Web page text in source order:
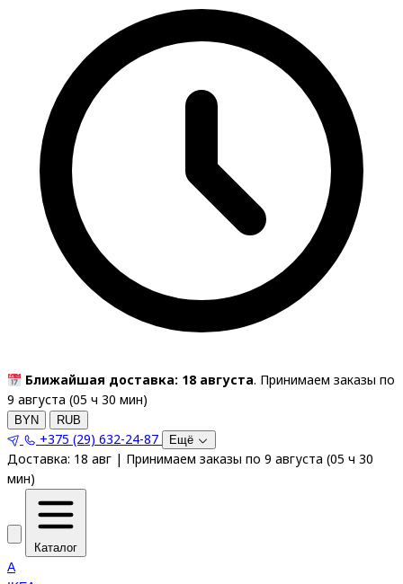
Ближайшая доставка: 18 августа. Принимаем заказы по
9 августа (05 ч 30 мин)
BYN RUB
+375 (29) 632-24-87 Ещё
Доставка: 18 авг | Принимаем заказы по 9 августа (05 ч 30
мин)
Каталог
A